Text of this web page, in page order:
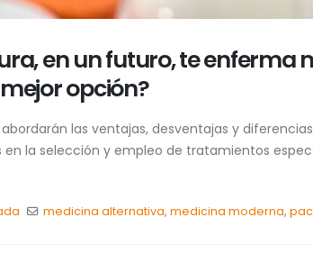
en un futuro, te
opción?
las ventajas, desventajas y
la selección y empleo de tratamientos
medicina alternativa,medicina moderna,